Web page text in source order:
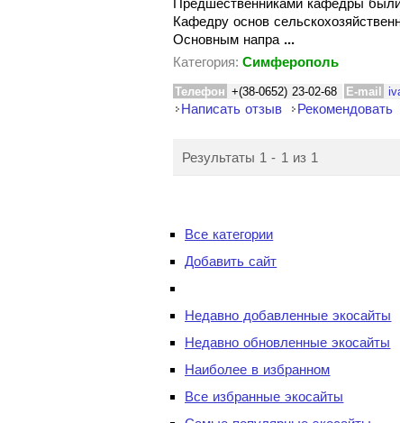
Предшественниками кафедры были
Кафедру основ
Основным напра ...
Категория: Симферополь
Телефон +(38-0652) 23-02-68 E-mail
Написать отзыв Рекомендовать
Результаты 1 - 1 из 1
Все категории
Добавить сайт
Недавно добавленные экосайты
Недавно обновленные экосайты
Наиболее в избранном
Все избранные экосайты